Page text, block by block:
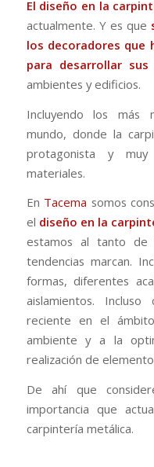
El diseño en la
actualmente. Y es que
los decoradores
para desarrollar sus
ambientes y edificios.
Incluyendo los más
mundo, donde la
protagonista y
materiales.
En Tacema somos
el diseño en la
estamos al tanto de
tendencias marcan.
formas, diferentes
aislamientos. Incluso
reciente en el
ambiente y a la
realización de
De ahí que
importancia que
carpintería metálica.